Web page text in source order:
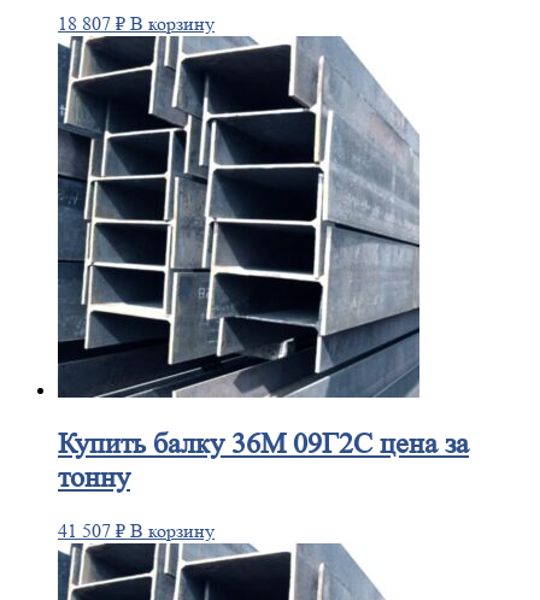
18 807 ₽ В корзину
Купитьбалку 36М 09Г2С цена за
тонну
41 507 ₽ В корзину